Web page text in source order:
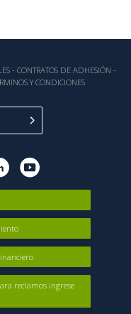
- CONTRATOS DE ADHESIÓN -
Y CONDICIONES
reclamos ingrese